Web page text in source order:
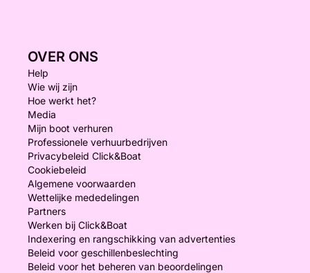
OVER ONS
Help
Wie wij zijn
Hoe werkt het?
Media
Mijn boot verhuren
Professionele verhuurbedrijven
Privacybeleid Click&Boat
Cookiebeleid
Algemene voorwaarden
Wettelijke mededelingen
Partners
Werken bij Click&Boat
Indexering en rangschikking van advertenties
Beleid voor geschillenbeslechting
Beleid voor het beheren van beoordelingen